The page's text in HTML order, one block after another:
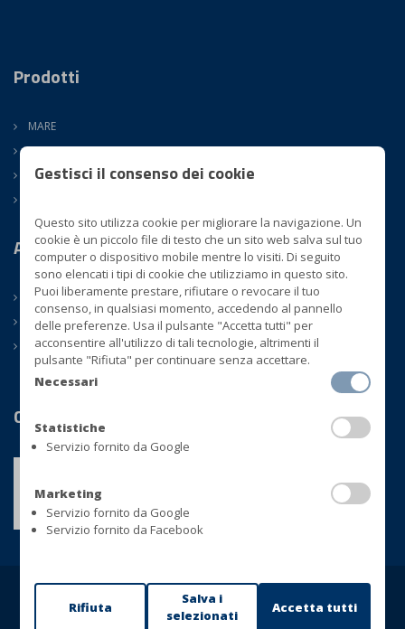
Prodotti
MARE
TERRA
SURGELATI
Azienda
CHI SIAMO
CONTATTI
NEWS
Certificazioni
Copyright © BLUVER Srl - P.IVA 01433280748
Gestisci il consenso dei cookie
Questo sito utilizza cookie per migliorare la navigazione. Un
cookie è un piccolo file di testo che un sito web salva sul tuo
computer o dispositivo mobile mentre lo visiti. Di seguito
sono elencati i tipi di cookie che utilizziamo in questo sito.
Puoi liberamente prestare, rifiutare o revocare il tuo
consenso, in qualsiasi momento, accedendo al pannello
delle preferenze. Usa il pulsante "Accetta tutti" per
acconsentire all'utilizzo di tali tecnologie, altrimenti il
pulsante "Rifiuta" per continuare senza accettare.
Necessari
Statistiche
Servizio fornito da Google
Marketing
Servizio fornito da Google
Servizio fornito da Facebook
Rifiuta
Salva i
selezionati
Accetta tutti